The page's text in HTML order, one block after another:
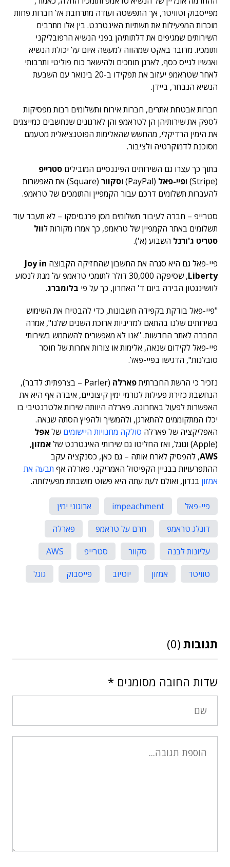
מפייסבוק וטוויטר, אך התפשטה ועודה מתרחבת אל חברות פחות
מוכרות המפעילות את תשתיות האינטרנט. בין אלו מתרבים
השירותים שמגיפים את דלתותיהן בפני הנשיא הרפובליקני
ותומכיו. מדובר באקט שמהווה למעשה איום על יכולת הנשיא
ואנשיו לגייס כסף, לארגן תומכים ולהישאר כוח פוליטי ותרבותי
לאחר שטראמפ יעזוב את תפקידו ב-20 בינואר עם השבעת
הנשיא הנבחר, ביידן.
חברות אבטחת אתרים, חברות אירוח ותשלומים רבות מפסיקות
לספק את שירותיהן הן לטראמפ והן לארגונים שנחשבים כמייצגים
את הימין הרדיקלי, מהחשש שהאלימות הפוטנציאלית מטעמם
מסוכנת לדמוקרטיה ולציבור.
בתוך כך עצרו גם השירותים הפיננסיים המובילים סטרייפ
(Stripe) ו
פיי-פאל (PayPal) ו סקוור (
Square) את האפשרות
להעברות תשלומים דרכם עבור הקמפיין והתומכים של טראמפ.
סטרייפ – חברה לעיבוד תשלומים מסן פרנסיסקו – לא תעבד עוד
תשלומים באתר הקמפיין של טראמפ, כך אמרו מקורות לוול
סטריט ג'ורנל השבוע (א').
פיי-פאל גם היא סגרה את החשבון שהחזיקה הקבוצה Joy in
Liberty
, שסיפקה 30,000 דולר לתומכי טראמפ על מנת לנסוע
לוושינגטון הבירה ביום ד' האחרון, כך על פי בלומברג.
"פיי-פאל בודקת בקפידה חשבונות, כדי להבטיח את השימוש
בשירותים שלנו בהתאם למדיניות ארוכת השנים שלנו", אמרה
החברה לאתר החדשות. "אנו לא מאפשרים להשתמש בשירותי
פיי-פאל לקידום שנאה, אלימות או צורות אחרות של חוסר
סובלנות", הדגישו בפיי-פאל.
נזכיר כי הרשת החברתיתפארלה
(Parler – בצרפתית: לדבר),
הנחשבת כזירת פעילות לגורמי ימין קיצוניים, איבדה אף היא את
האפשרות לפעול באחרונה. פארלה היוותה שירות אלטרנטיבי בו
יכלו המתקוממים להתארגן, ולהמשיך ולהפיץ הסתה שנאה.
האפליקציה של פארלה סולקה מחנויות היישומיםשלאפל
(Apple) וגוגל, ואז החליטו גם שירותי האינטרנט של
אמזון,
AWS, להפסיק לארח אותה – גם כאן, כסנקציה עקב
ההתפרעויות בבניין הקפיטול האמריקני. פארלה אף תבעה את
אמזון בנדון, ואולם לעת עתה היא פשוט מושבתת מפעילותה.
פיי-פאל impeachment
ארוגוני ימין
דונלג טראמפ
חרם על טראמפ
פארלה
עליונות לבנה
סקוור סטרייפ
AWS
טוויטר
אמזון יוטיוב פייסבוק גוגל
תגובות (0)
שדות החובה מסומנים *